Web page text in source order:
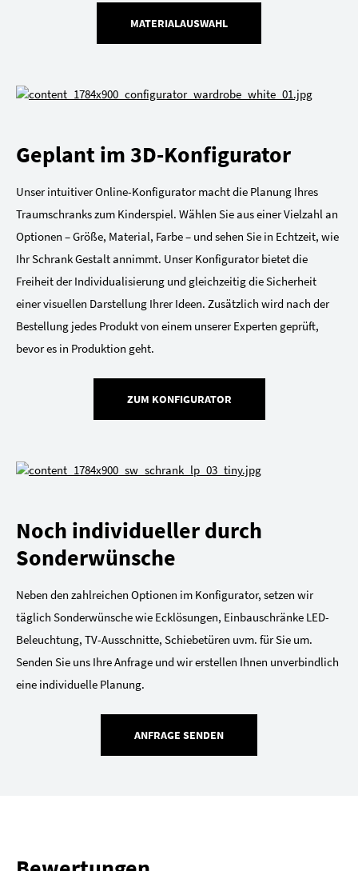
MATERIALAUSWAHL
Geplant im 3D-Konfigurator
Unser intuitiver Online-Konfigurator macht die Planung Ihres
Traumschranks zum Kinderspiel. Wählen Sie aus einer Vielzahl an
Optionen – Größe, Material, Farbe – und sehen Sie in Echtzeit, wie
Ihr Schrank Gestalt annimmt. Unser Konfigurator bietet die
Freiheit der Individualisierung und gleichzeitig die Sicherheit
einer visuellen Darstellung Ihrer Ideen. Zusätzlich wird nach der
Bestellung jedes Produkt von einem unserer Experten geprüft,
bevor es in Produktion geht.
ZUM KONFIGURATOR
Noch individueller durch
Sonderwünsche
Neben den zahlreichen Optionen im Konfigurator, setzen wir
täglich Sonderwünsche wie Ecklösungen, Einbauschränke LED-
Beleuchtung, TV-Ausschnitte, Schiebetüren uvm. für Sie um.
Senden Sie uns Ihre Anfrage und wir erstellen Ihnen unverbindlich
eine individuelle Planung.
ANFRAGE SENDEN